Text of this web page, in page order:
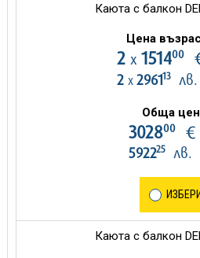
Каюта с балкон
Цена
2 х 151400
2 х 296113лв.
Обща
302800€
592225лв.
ИЗБЕРИ
Каюта с балкон